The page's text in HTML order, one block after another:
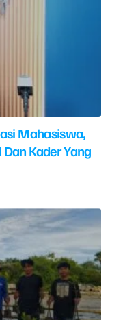
Mahasiswa,
Kader Yang